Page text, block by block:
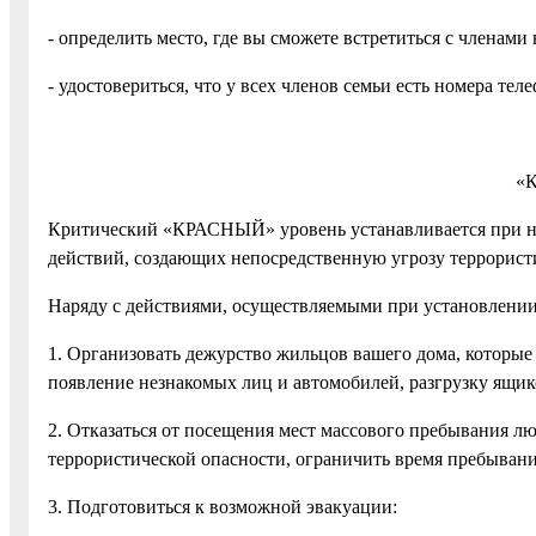
- определить место, где вы сможете встретиться с
- удостовериться, что у всех членов семьи есть номера
Критический «КРАСНЫЙ» уровень устанавливается при
действий, создающих непосредственную угрозу
Наряду с действиями, осуществляемыми при
1. Организовать дежурство жильцов вашего дома,
появление незнакомых лиц и автомобилей, разгрузку
2. Отказаться от посещения мест массового пребывания
террористической опасности, ограничить время
3. Подготовиться к возможной эвакуации: